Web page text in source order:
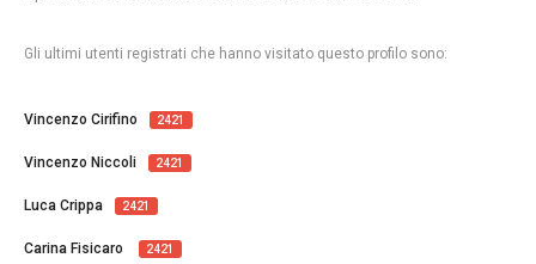
Gli ultimi utenti registrati che hanno visitato questo profilo sono:
Vincenzo Cirifino 2421
Vincenzo Niccoli 2421
Luca Crippa 2421
Carina Fisicaro 2421